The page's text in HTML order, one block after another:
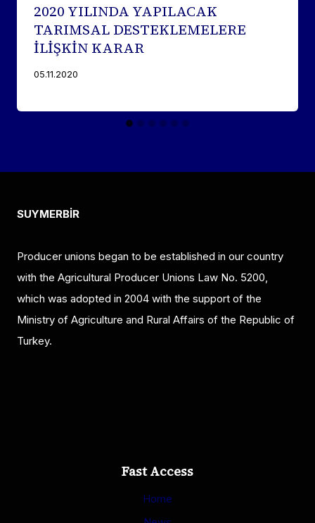
2020 YILINDA YAPILACAK
TARIMSAL DESTEKLEMELERE
İLİŞKİN KARAR
05.11.2020
SUYMERBİR
Producer unions began to be established in our country
with the Agricultural Producer Unions Law No. 5200,
which was adopted in 2004 with the support of the
Ministry of Agriculture and Rural Affairs of the Republic of
Turkey.
Fast Access
Home